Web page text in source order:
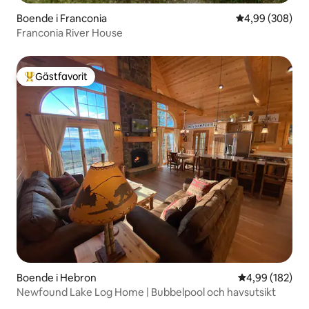
Boende i Franconia 4,99 av 5 i
4,99 (308)
Franconia River House
Populär gästfavorit
Gästfavorit
Boende i Hebron 4,99 av 5 i
4,99 (182)
Newfound Lake Log Home | Bubbelpool och havsutsikt